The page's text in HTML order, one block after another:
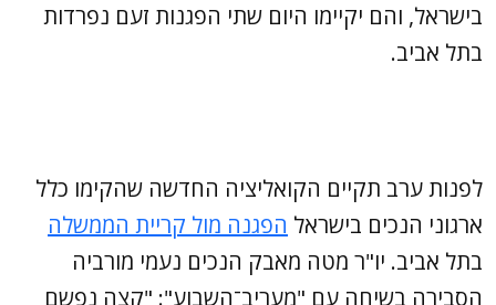
בישראל, והם יקיימו היום שתי הפגנות זעם נפרדות
בתל אביב.
לפנות ערב תקיים הקואליציה החדשה שהקימו כלל
ארגוני הנכים בישראל הפגנה מול קריית הממשלה
בתל אביב. יו"ר מטה מאבק הנכים נעמי מורביה
הסבירה בשיחה עם "מעריב־השבוע": "קצה נפשם